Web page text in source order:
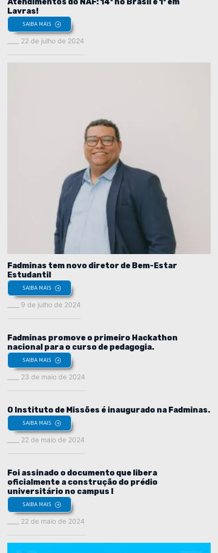
Atendimentos do NAF: 14ª no Brasil e 1ª em
Lavras!
SAIBA MAIS
22 de julho de 2024
Fadminas tem novo diretor de Bem-Estar
Estudantil
SAIBA MAIS
9 de julho de 2024
Fadminas promove o primeiro Hackathon
nacional para o curso de pedagogia.
SAIBA MAIS
23 de maio de 2024
O Instituto de Missões é inaugurado na Fadminas.
SAIBA MAIS
22 de maio de 2024
Foi assinado o documento que libera
oficialmente a construção do prédio
universitário no campus I
SAIBA MAIS
22 de maio de 2024